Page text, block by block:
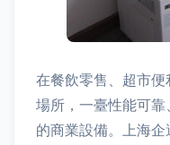
在餐飲零售、超市
場所，一臺性能可
的商業設備。上海